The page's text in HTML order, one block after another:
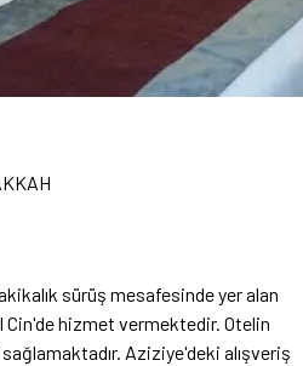
sürüş mesafesinde yer alan
Cin'de hizmet vermektedir. Otelin
Aziziye'deki alışveriş